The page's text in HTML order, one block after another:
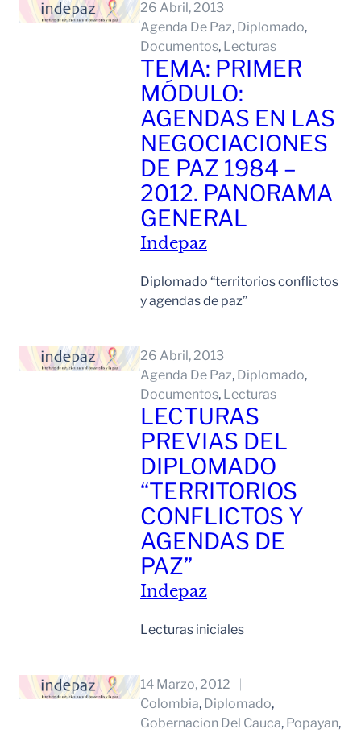
26 Abril, 2013
Agenda De Paz, Diplomado
Documentos, Lecturas
TEMA: PRIMER
MÓDULO:
AGENDAS EN LAS
NEGOCIACIONES
DE PAZ 1984 –
2012. PANORAMA
GENERAL
Indepaz
Diplomado “territorios conflictos
y agendas de paz”
26 Abril, 2013
Agenda De Paz, Diplomado
Documentos, Lecturas
LECTURAS
PREVIAS DEL
DIPLOMADO
“TERRITORIOS
CONFLICTOS Y
AGENDAS DE
PAZ”
Indepaz
Lecturas iniciales
14 Marzo, 2012
Colombia, Diplomado
Gobernacion Del Cauca, Popayan